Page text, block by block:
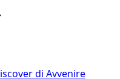
di Avvenire